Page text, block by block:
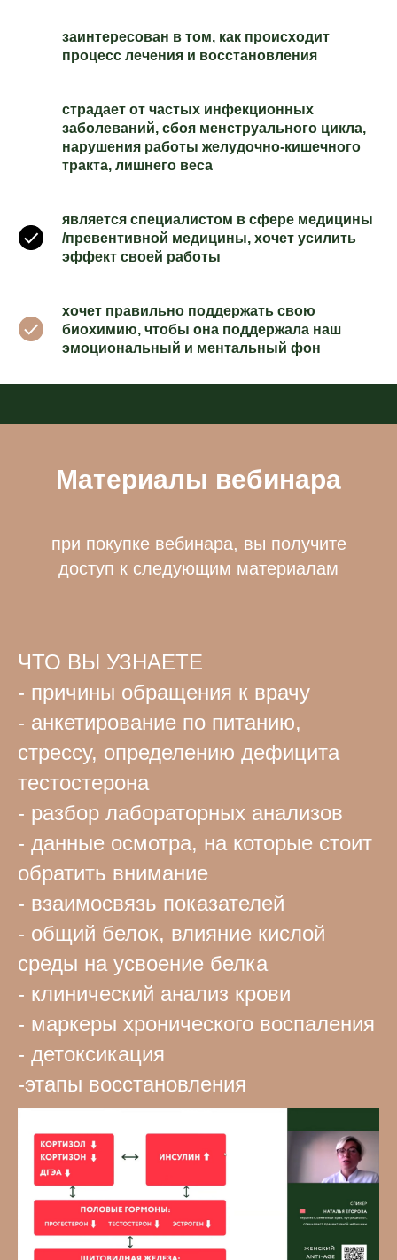
заинтересован в том, как происходит
процесс лечения и восстановления
страдает от частых инфекционных
заболеваний, сбоя менструального цикла,
нарушения работы желудочно-кишечного
тракта, лишнего веса
является специалистом в сфере медицины
/превентивной медицины, хочет усилить
эффект своей работы
хочет правильно поддержать свою
биохимию, чтобы она поддержала наш
эмоциональный и ментальный фон
Материалы вебинара
при покупке вебинара, вы получите
доступ к следующим материалам
ЧТО ВЫ УЗНАЕТЕ
- причины обращения к врачу
- анкетирование по питанию,
стрессу, определению дефицита
тестостерона
- разбор лабораторных анализов
- данные осмотра, на которые стоит
обратить внимание
- взаимосвязь показателей
- общий белок, влияние кислой
среды на усвоение белка
- клинический анализ крови
- маркеры хронического воспаления
- детоксикация
-этапы восстановления